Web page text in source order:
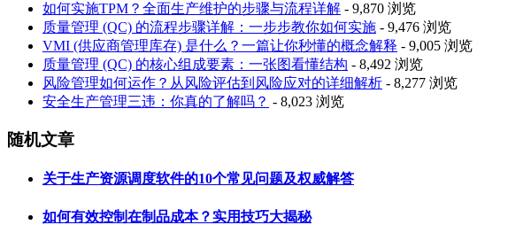
如何实施TPM？全面生产维护的步骤与流程详解 - 9,870 浏览
质量管理 (QC) 的流程步骤详解：一步步教你如何实施 - 9,476 浏览
VMI (供应商管理库存) 是什么？一篇让你秒懂的概念解释 - 9,005 浏览
质量管理 (QC) 的核心组成要素：一张图看懂结构 - 8,492 浏览
风险管理如何运作？从风险评估到风险应对的详细解析 - 8,277 浏览
安全生产管理三违：你真的了解吗？ - 8,023 浏览
随机文章
关于生产资源调度软件的10个常见问题及权威解答
如何有效控制在制品成本？实用技巧大揭秘